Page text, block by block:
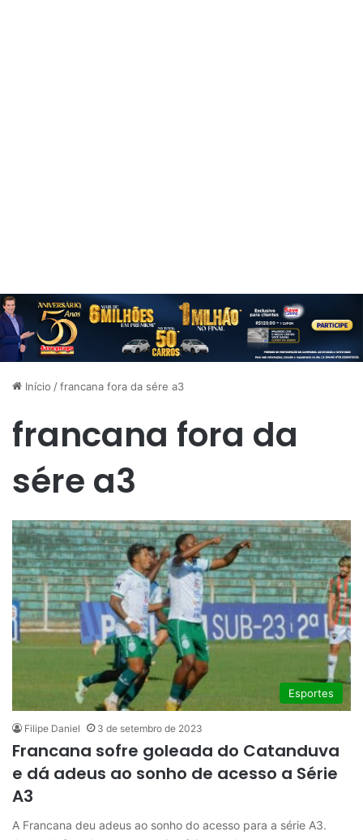
Início /francana fora da sére a3
francana fora da
sére a3
Esportes
Filipe Daniel 3 de setembro de 2023
Francana sofre goleada do Catanduva
e dá adeus ao sonho de acesso a Série
A3
A Francana deu adeus ao sonho do acesso para a série A3.